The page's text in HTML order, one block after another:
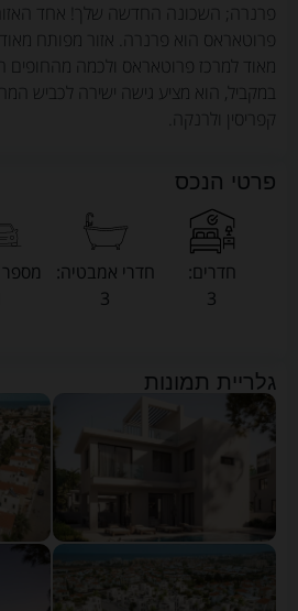
פרנרה; השכונה החדשה שלך! אחד
פרוטאראס הוא פרנרה. אזור מפותח מאוד,
מאוד למרכז פרוטאראס ולכמה מהחופים
במקביל, הוא מציע גישה ישירה לכביש
קפריסין ולרנקה.
פרטי הנכס
חדרים:
3
חדרי אמבטיה:
3
מספר
גלריית תמונות